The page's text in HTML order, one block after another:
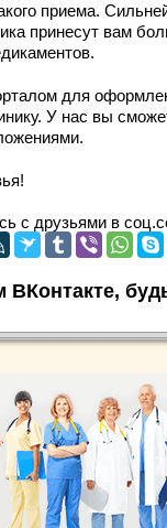
приема.
принесут вам
для
У нас вы
с друзьями в
ВКонтакте,